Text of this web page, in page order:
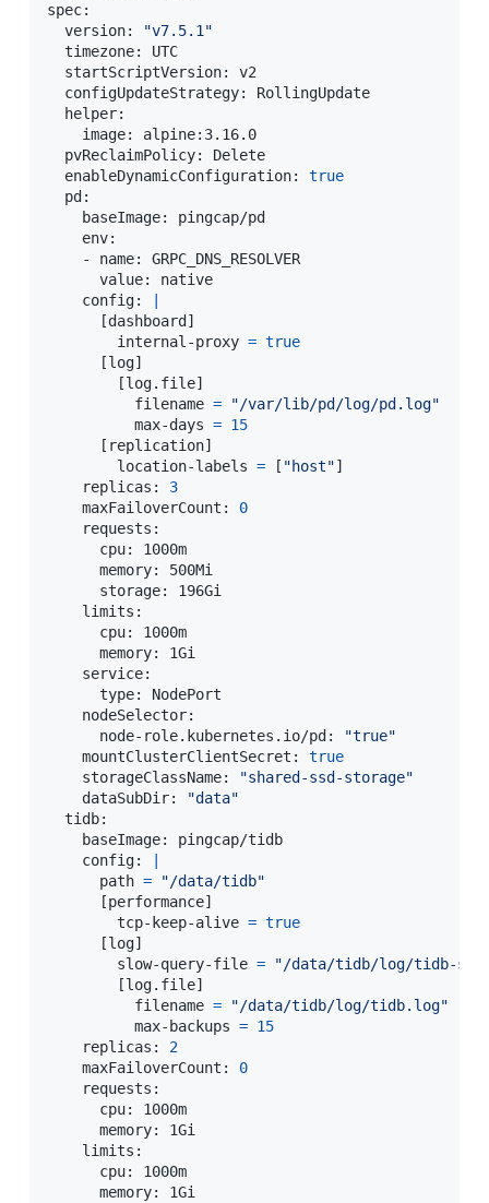
spec:
  version:
"v7.5.1"
  timezone: UTC
  startScriptVersion: v2
  configUpdateStrategy: RollingUpdate
  helper:
    image: alpine:3.16.0
  pvReclaimPolicy: Delete
  enableDynamicConfiguration:
true
  pd:
    baseImage: pingcap/pd
    env:
    - name: GRPC_DNS_RESOLVER
      value: native
    config:
[dashboard ]
        internal-proxy
= true
[log]
[log.file]
          filename
=
"/var/lib/pd/log/pd.log"
          max-days
= 15
[ replication]
        location-labels
= [ "host"]
    replicas:
3
    maxFailoverCount:
0
    requests:
      cpu: 1000m
      memory: 500Mi
      storage: 196Gi
    limits:
      cpu: 1000m
      memory: 1Gi
    service:
      type: NodePort
    nodeSelector:
      node-role.kubernetes.io/pd:
"true"
    mountClusterClientSecret:
true
    storageClassName:
"shared-ssd-storage"
    dataSubDir:
"data"
  tidb:
    baseImage: pingcap/tidb
    config:
      path
=
"/data/tidb"
[performance]
        tcp-keep-alive
= true
[log]
        slow-query-file
=
"/data/tidb/log/tidb-
[log.file]
          filename
=
"/data/tidb/log/tidb.log"
          max-backups
= 15
    replicas:
2
    maxFailoverCount:
0
    requests:
      cpu: 1000m
      memory: 1Gi
    limits:
      cpu: 1000m
      memory: 1Gi